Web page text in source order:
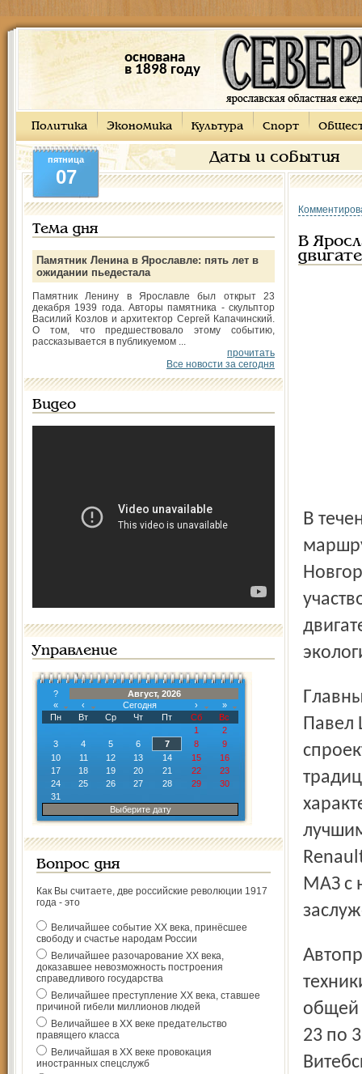
основана
в 1898 году
Политика Экономика Культура Спорт
Даты и события
пятница
07
Тема дня
Памятник Ленина в Ярославле: пять лет в
ожидании пьедестала
Памятник Ленину в Ярославле был открыт 23
декабря 1939 года. Авторы памятника - скульптор
Василий Козлов и архитектор Сергей Капачинский.
О том, что предшествовало этому событию,
рассказывается в публикуемом ...
прочитать
Все новости за сегодня
Видео
Управление
?
Август, 2026
«
‹ Сегодня ›
»
Пн
Вт Ср Чт Пт Сб
Вс
1
2
3
4 5 6 7 8
9
10
11 12 13 14 15
16
17
18 19 20 21 22
23
24
25 26 27 28 29
30
31
Выберите дату
Вопрос дня
Как Вы считаете, две российские революции 1917
года - это
Величайшее событие ХХ века, принёсшее
свободу и счастье народам России
Величайшее разочарование ХХ века,
доказавшее невозможность построения
справедливого государства
Величайшее преступление ХХ века, ставшее
причиной гибели миллионов людей
Величайшее в ХХ веке предательство
правящего класса
Величайшая в ХХ веке провокация
иностранных спецслужб
В
В течение 10 дней машины прошли 2,7 тысячи км по
Главный конструктор Минского автомобильного завода
Павел
МАЗ с
Автопробег по регионам РФ – это второй этап пробега
общей
23 по